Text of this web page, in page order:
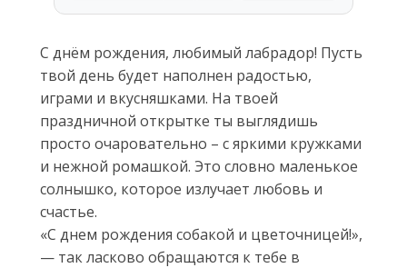
С днём рождения, любимый лабрадор! Пусть
твой день будет наполнен радостью,
играми и вкусняшками. На твоей
праздничной открытке ты выглядишь
просто очаровательно – с яркими кружками
и нежной ромашкой. Это словно маленькое
солнышко, которое излучает любовь и
счастье.
«С днем рождения собакой и цветочницей!»,
— так ласково обращаются к тебе в